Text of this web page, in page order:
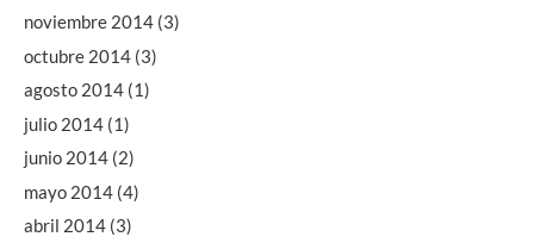
noviembre 2014 (3)
octubre 2014 (3)
agosto 2014 (1)
julio 2014 (1)
junio 2014 (2)
mayo 2014 (4)
abril 2014 (3)